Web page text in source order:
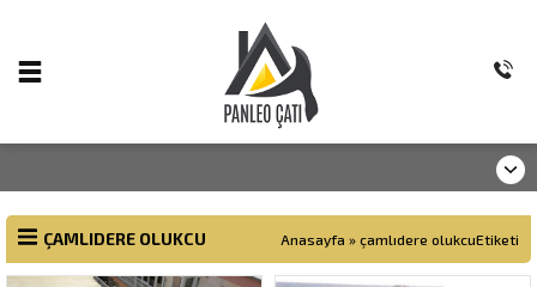
ÇAMLIDERE OLUKCU Anasayfa » çamlıdere olukcuEtiketi